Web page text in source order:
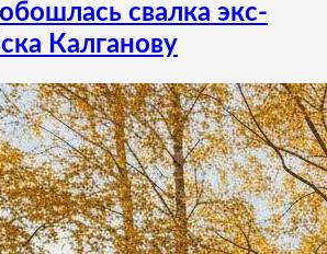
свалка экс-
Калганову